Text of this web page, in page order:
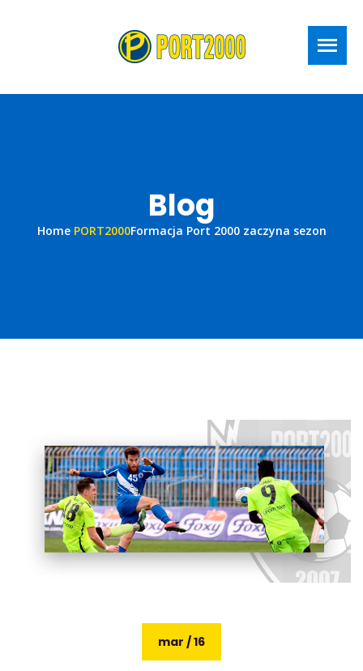
Blog
Home PORT2000Formacja Port 2000 zaczyna sezon
mar / 16